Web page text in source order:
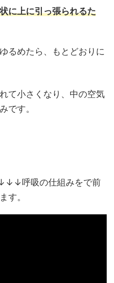
に上に引っ張られるた
るめたら、もとどおりに
て小さくなり、中の空気
です。
呼吸の仕組みをで前
す。